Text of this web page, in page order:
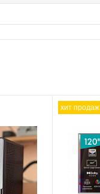
хит продаж